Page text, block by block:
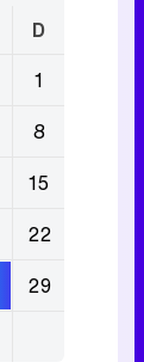
D
1
8
15
22
29